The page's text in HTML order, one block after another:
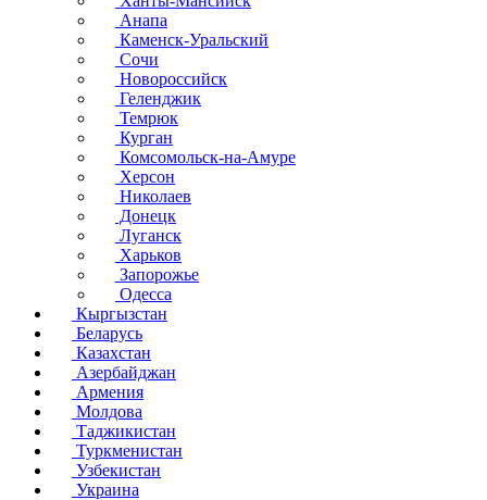
Анапа
Каменск-Уральский
Сочи
Новороссийск
Геленджик
Темрюк
Курган
Комсомольск-на-Амуре
Херсон
Николаев
Донецк
Луганск
Харьков
Запорожье
Одесса
Кыргызстан
Беларусь
Казахстан
Азербайджан
Армения
Молдова
Таджикистан
Туркменистан
Узбекистан
Украина